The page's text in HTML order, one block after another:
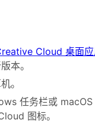
Cloud 桌面
本。
。
任务栏或 macOS
图标。